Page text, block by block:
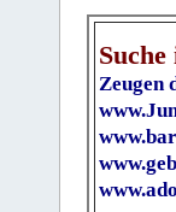
Zeugen